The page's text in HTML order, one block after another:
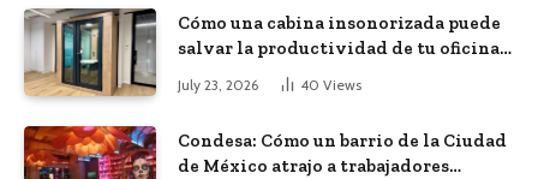
Cómo una cabina insonorizada puede
salvar la productividad de tu oficina
July 23, 2026 40 Views
Condesa: Cómo un barrio de la Ciudad
de México atrajo a trabajadores